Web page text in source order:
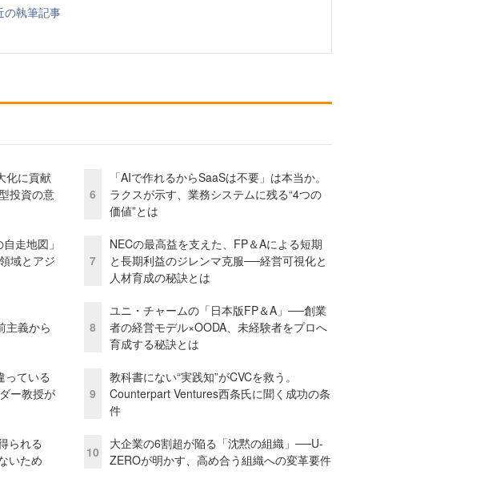
の執筆記事
化に貢献
投資の意
走地図」
域とアジ
主義から
っている
ー教授が
られる
いため
6
「AIで作れるからSaaSは不要」は本当か。
ラクスが示す、業務システムに残る“4つの
価値”とは
7
NECの最高益を支えた、FP＆Aによる短期
と長期利益のジレンマ克服──経営可視化と
人材育成の秘訣とは
8
ユニ・チャームの「日本版FP＆A」──創業
者の経営モデル×OODA、未経験者をプロへ
育成する秘訣とは
9
教科書にない“実践知”がCVCを救う。
Counterpart Ventures西条氏に聞く成功の条
件
10
大企業の6割超が陥る「沈黙の組織」──U-
ZEROが明かす、高め合う組織への変革要件